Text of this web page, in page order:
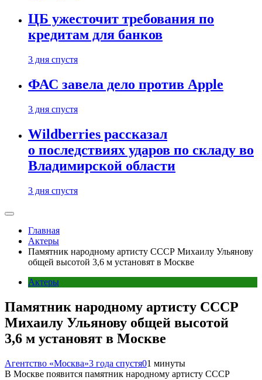
ЦБ ужесточит требования по
кредитам для банков
3 дня спустя
ФАС завела дело против Apple
3 дня спустя
Wildberries рассказал
о последствиях ударов по складу во
Владимирской области
3 дня спустя
Главная
Актеры
Памятник народному артисту СССР Михаилу Ульянову
общей высотой 3,6 м установят в Москве
Актеры
Памятник народному артисту СССР
Михаилу Ульянову общей высотой
3,6 м установят в Москве
Агентство «Москва»3 года спустя01 минуты
В Москве появится памятник народному артисту СССР